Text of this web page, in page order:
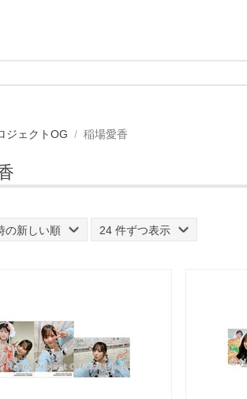
ジェクトOG / 稲場愛香
の新しい順 24 件ずつ表示